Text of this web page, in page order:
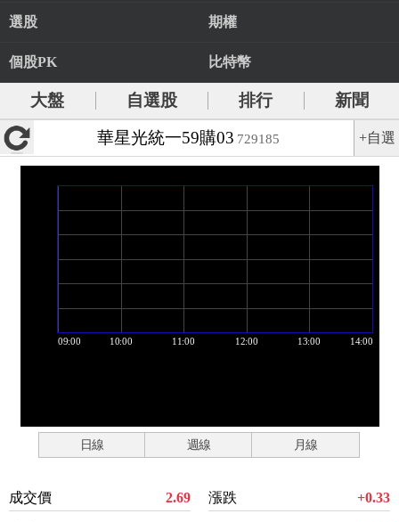
選股 期權
個股PK 比特幣
大盤 自選股 排行
新聞
華星光統一59購03 729185 +自選
日線 週線 月線
成交價 2.69 漲跌 +0.33